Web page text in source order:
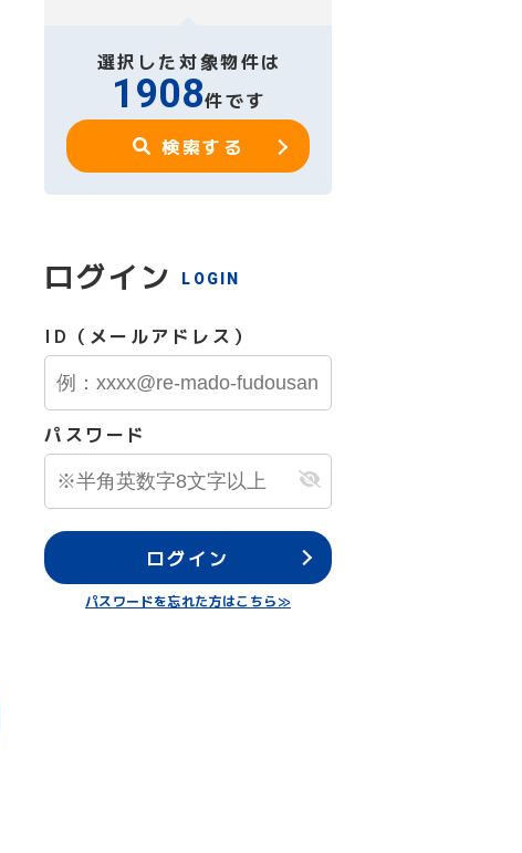
選択した対象物件は
1908件です
検索する
ログイン LOGIN
ID（メールアドレス）
パスワード
ログイン
パスワードを忘れた方はこちら≫